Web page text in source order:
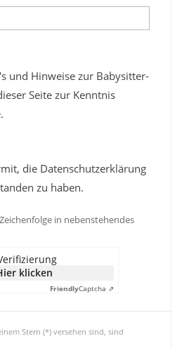
und Hinweise zur Babysitter-
Seite zur Kenntnis
die Datenschutzerklärung
zu haben.
in nebenstehendes
klicken
FriendlyCaptcha ⇗
Stern (*) versehen sind, sind